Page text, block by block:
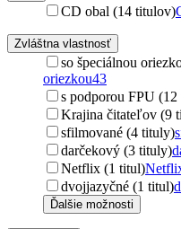
CD obal (14 titulov)
Zvláštna vlastnosť
so špeciálnou
oriezkou43
s podporou FPU
Krajina čitateľov (9
sfilmované (4 tituly)
darčekový (3 tituly)
Netflix (1 titul)
dvojjazyčné (1 titul)
Ďalšie možnosti